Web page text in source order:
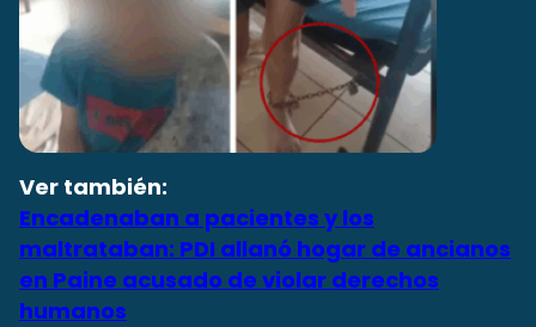
Ver también:
Encadenaban a pacientes y los
maltrataban: PDI allanó hogar de ancianos
en Paine acusado de violar derechos
humanos